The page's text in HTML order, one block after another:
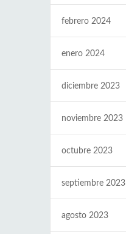
febrero 2024
enero 2024
diciembre 2023
noviembre 2023
octubre 2023
septiembre 2023
agosto 2023